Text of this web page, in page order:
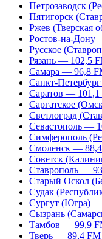
Петрозаводск
Пятигорск
Ржев (Тверская
Ростов-на-Дону
Русское
Рязань — 102,5
Самара — 96,8
Санкт-
Саратов — 101,1
Саргатское
Светлоград
Севастополь —
Симферополь
Смоленск —
Советск
Ставрополь —
Старый Оскол
Судак
Сургут (Югра)
Сызрань
Тамбов — 99,9
Тверь — 89,4 FM